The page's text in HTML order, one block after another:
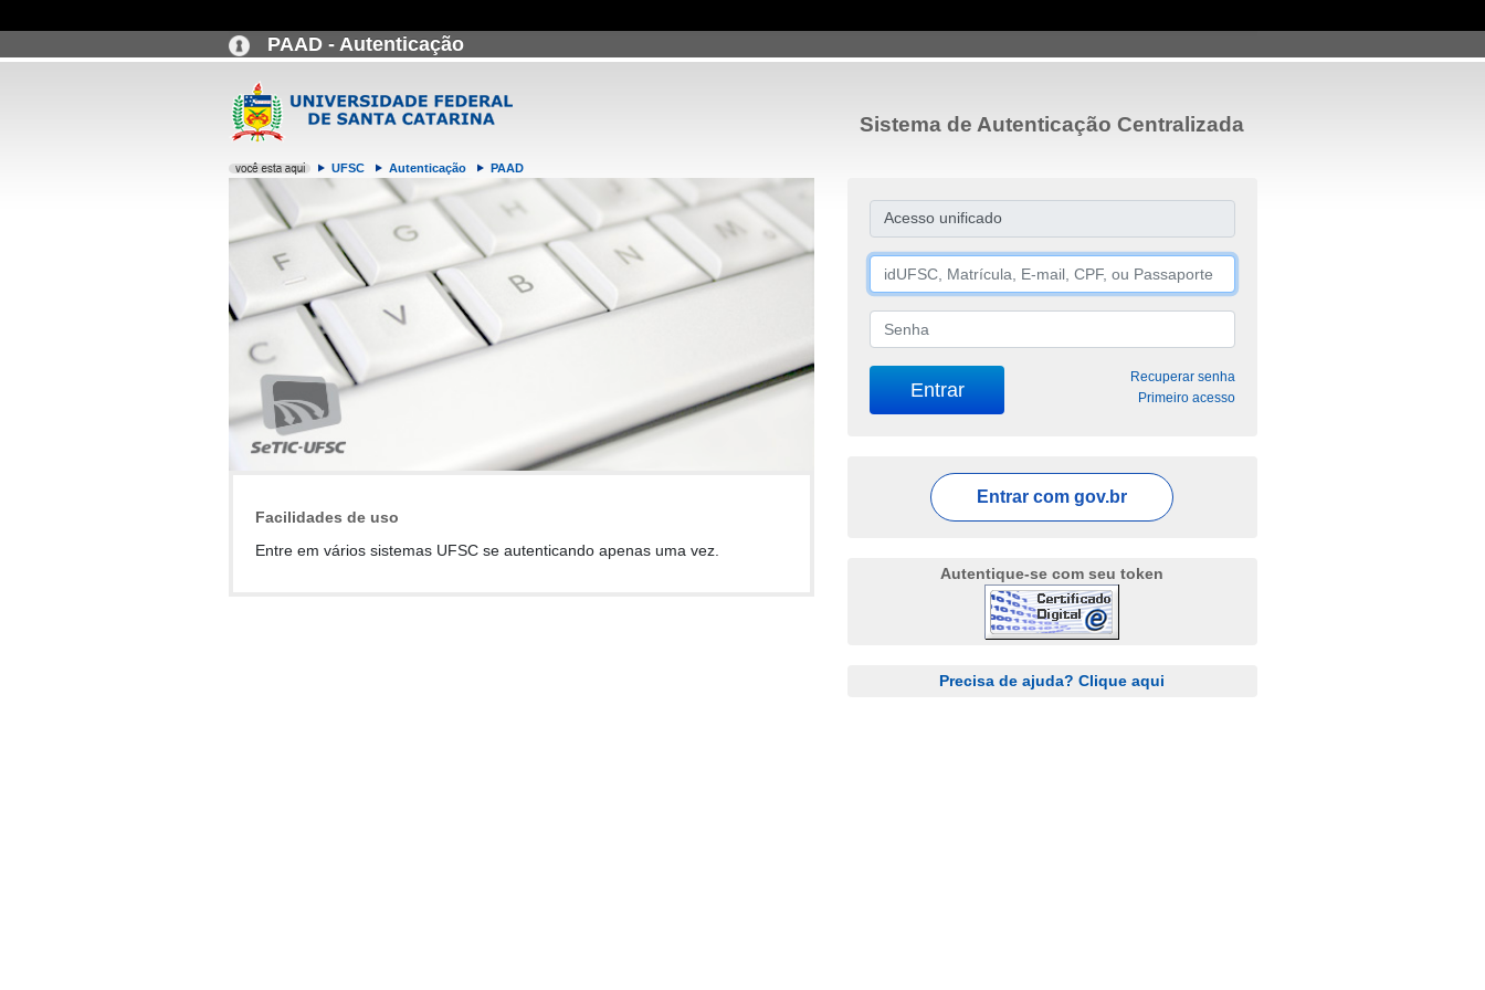
PAAD - Autenticação
UFSC Autenticação PAAD
Sistema de Autenticação Centralizada
Facilidades de uso
Entre em vários sistemas UFSC se autenticando apenas uma vez.
Acesso unificado
Recuperar senha
Primeiro acesso
Entrar com gov.br
Autentique-se com seu token
Precisa de ajuda? Clique aqui